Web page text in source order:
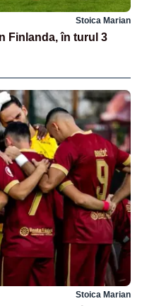
Stoica Marian
Finlanda, în turul 3
Stoica Marian